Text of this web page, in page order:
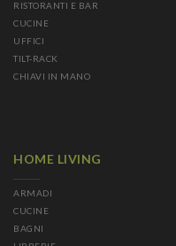
RISTORANTI E BAR
CUCINE
UFFICI
TILT-RACK
CHIAVI IN MANO
HOME LIVING
ARMADI
CUCINE
BAGNI